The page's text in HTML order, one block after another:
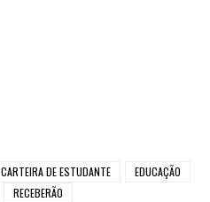
CARTEIRA DE ESTUDANTE
EDUCAÇÃO
RECEBERÃO